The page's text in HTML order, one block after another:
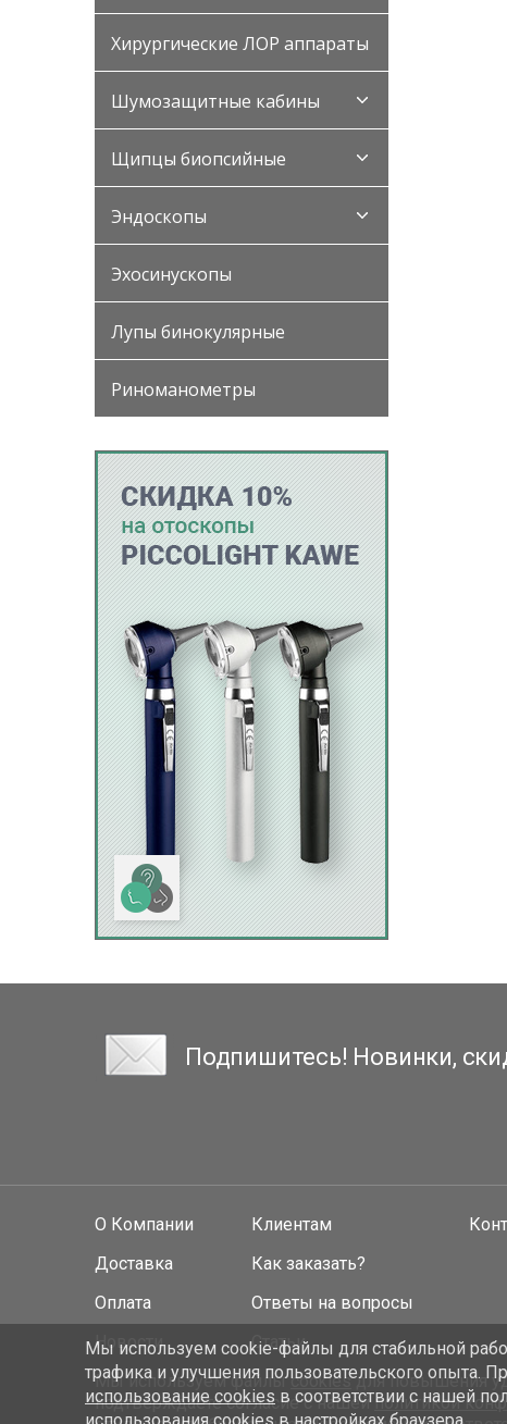
Хирургические ЛОР аппараты
Шумозащитные кабины
Щипцы биопсийные
Эндоскопы
Эхосинускопы
Лупы бинокулярные
Риноманометры
Подпишитесь! Новинки,
О Компании
Доставка
Оплата
Новости
Клиентам
Как заказать?
Ответы на вопросы
Статьи
Мы используем файлыcookiesдля повышения
подтверждаете согласие с нашей политикой
Мы используем cookie-файлы для стабильной
трафика и улучшения пользовательского опыта.
использование cookies в соответствии с нашей